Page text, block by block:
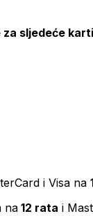
za sljedeće
i Visa na
na 12 rata i